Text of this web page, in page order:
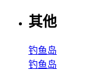
其他
钓鱼岛
钓鱼岛